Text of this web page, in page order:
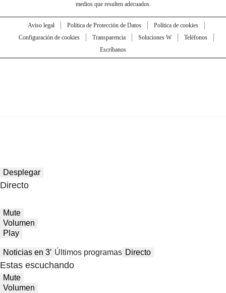
medios que resulten adecuados.
Aviso legal Política de Protección de Datos
Política de cookies
Configuración de cookies
Transparencia Soluciones W
Teléfonos
Escríbanos
Desplegar
Directo
Mute
Volumen
Play
Noticias en 3′ Últimos programas Directo
Estas escuchando
Mute
Volumen